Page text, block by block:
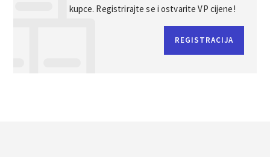
kupce. Registrirajte se i ostvarite VP cijene!
REGISTRACIJA